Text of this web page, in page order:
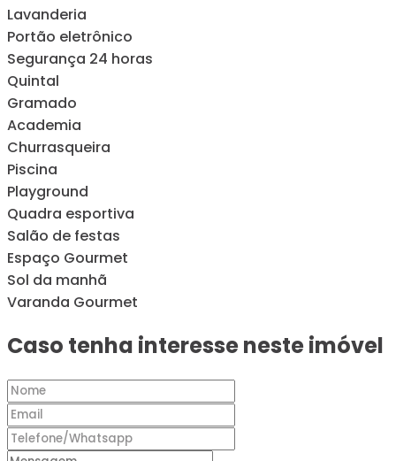
Lavanderia
Portão eletrônico
Segurança 24 horas
Quintal
Gramado
Academia
Churrasqueira
Piscina
Playground
Quadra esportiva
Salão de festas
Espaço Gourmet
Sol da manhã
Varanda Gourmet
Caso tenha interesse neste imóvel